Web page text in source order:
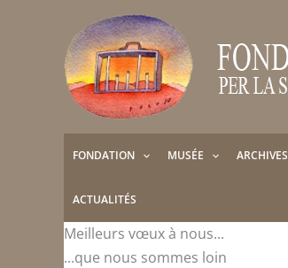
FONDATION MUSÉE ARCHIVES
ACTUALITÉS
Meilleurs vœux à nous...
...que nous sommes loin